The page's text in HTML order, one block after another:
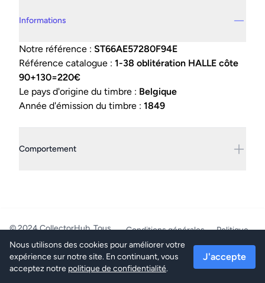
Nous utilisons des cookies pour améliorer votre
expérience sur notre site. En continuant, vous
acceptez notre politique de confidentialité.
J'accepte
Informations
Notre référence : ST66AE57280F94E
Référence catalogue : 1-38 oblitération HALLE côte
90+130=220€
Le pays d'origine du timbre : Belgique
Année d'émission du timbre : 1849
Comportement
© 2024 CollectorHub. Tous
droits réservés.
PhilaJob - BE0804.218.387 -
Mettet/Belgique
Conditions générales
Politique
de confidentialité